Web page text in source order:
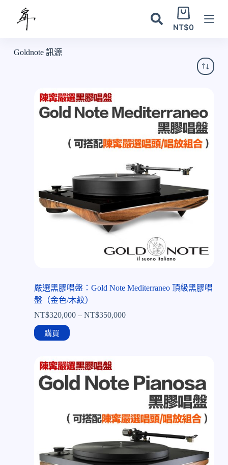
購
物
NT$0
Goldnote 訊源
嚴選黑膠唱盤：Gold Note Mediterraneo 頂級黑膠唱
盤（金色/木紋）
NT$320,000– NT$350,000
購買